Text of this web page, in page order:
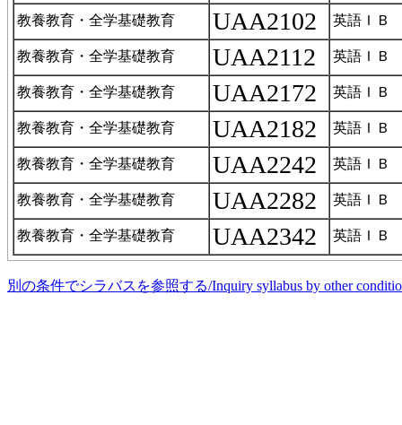
教養教育・全学基礎教育 UAA2102 英語ＩＢ
教養教育・全学基礎教育 UAA2112 英語ＩＢ
教養教育・全学基礎教育 UAA2172 英語ＩＢ
教養教育・全学基礎教育 UAA2182 英語ＩＢ
教養教育・全学基礎教育 UAA2242 英語ＩＢ
教養教育・全学基礎教育 UAA2282 英語ＩＢ
教養教育・全学基礎教育 UAA2342 英語ＩＢ
別の条件でシラバスを参照する/Inquiry syllabus by other